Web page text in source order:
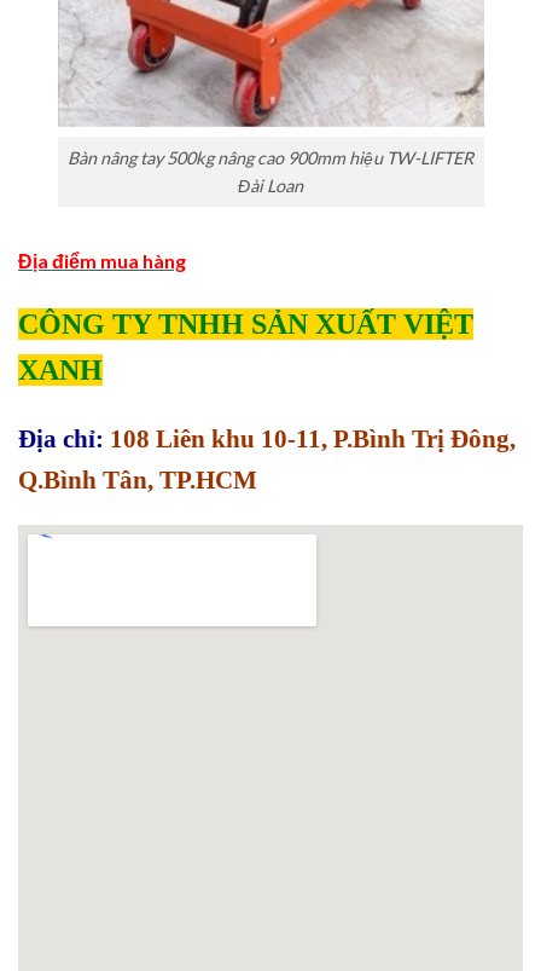
Bàn nâng tay 500kg nâng cao 900mm hiệu TW-LIFTER
Đài Loan
Địa điểm mua hàng
CÔNG TY TNHH SẢN XUẤT VIỆT
XANH
Địa chỉ: 108 Liên khu 10-11, P.Bình Trị Đông,
Q.Bình Tân, TP.HCM